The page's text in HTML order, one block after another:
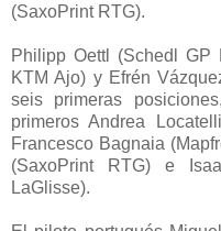
(SaxoPrint RTG).
Philipp Oettl (Schedl GP
KTM Ajo) y Efrén
seis primeras
primeros Andrea
Francesco Bagnaia
(SaxoPrint RTG) e
LaGlisse).